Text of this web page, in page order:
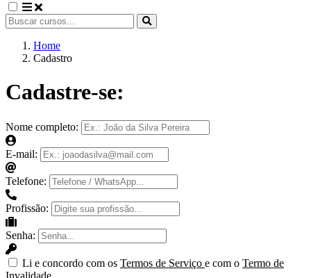
Home
Cadastro
Cadastre-se:
Nome completo:
E-mail:
Telefone:
Profissão:
Senha:
Li e concordo com os Termos de Serviço e com o Termo de
Invalidade